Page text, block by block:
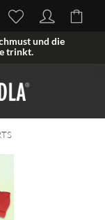
und die
trinkt.